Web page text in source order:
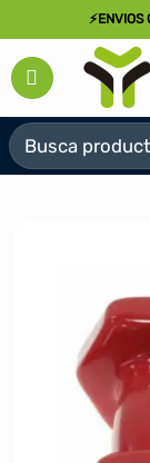
al
contenido
Buscar
por: